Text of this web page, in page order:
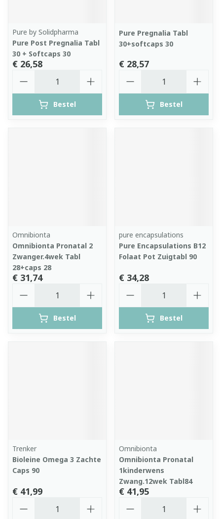
Pure by Solidpharma
Pure Post Pregnalia Tabl
30 + Softcaps 30
€ 26,58
Bestel
Pure Pregnalia Tabl
30+softcaps 30
€ 28,57
Bestel
Omnibionta
Omnibionta Pronatal 2
Zwanger.4wek Tabl
28+caps 28
€ 31,74
Bestel
pure encapsulations
Pure Encapsulations B12
Folaat Pot Zuigtabl 90
€ 34,28
Bestel
Trenker
Bioleine Omega 3 Zachte
Caps 90
€ 41,99
Omnibionta
Omnibionta Pronatal
1kinderwens
Zwang.12wek Tabl84
€ 41,95